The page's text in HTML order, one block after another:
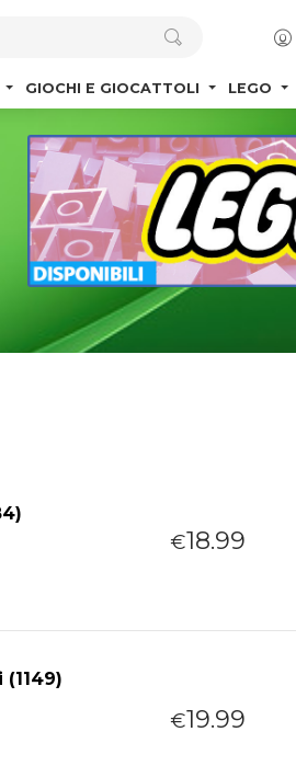
GIOCHI E GIOCATTOLI LEGO
€18.99
€19.99